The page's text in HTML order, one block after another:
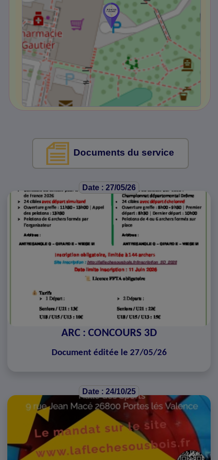
Documents du service
Date : 27/05/26
ARC : CONCOURS 3D
Document éditée le 27/05/26
Date : 24/10/25